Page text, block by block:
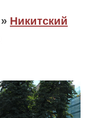
» Никитский